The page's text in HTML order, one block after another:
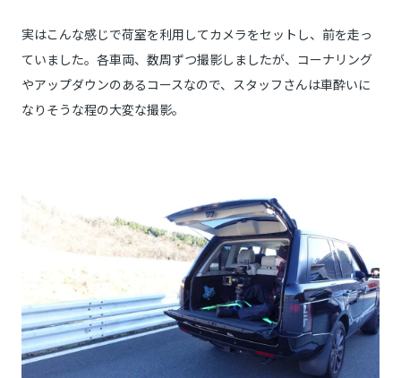
実はこんな感じで荷室を利用してカメラをセットし、前を走っ
ていました。各車両、数周ずつ撮影しましたが、コーナリング
やアップダウンのあるコースなので、スタッフさんは車酔いに
なりそうな程の大変な撮影。